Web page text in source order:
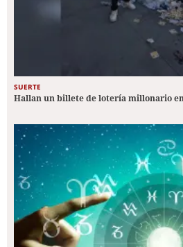
SUERTE
Hallan un billete de lotería millonario